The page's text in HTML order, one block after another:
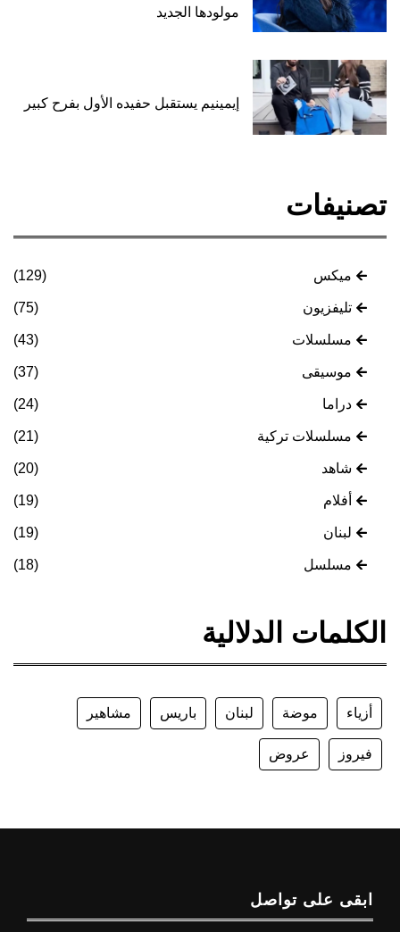
مولودها الجديد
إيمينيم يستقبل حفيده الأول بفرح كبير
تصنيفات
ميكس (129)
تليفزيون (75)
مسلسلات (43)
موسيقى (37)
دراما (24)
مسلسلات تركية (21)
شاهد (20)
أفلام (19)
لبنان (19)
مسلسل (18)
الكلمات الدلالية
أزياء موضة لبنان باريس مشاهير
فيروز عروض
ابقى على تواصل